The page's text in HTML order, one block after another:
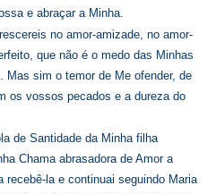
e abraçar a Minha.
no amor-amizade, no amor-
que não é o medo das Minhas
Mas sim o temor de Me ofender, de
os vossos pecados e a dureza do
de Santidade da Minha filha
Chama abrasadora de Amor a
la e continuai seguindo Maria